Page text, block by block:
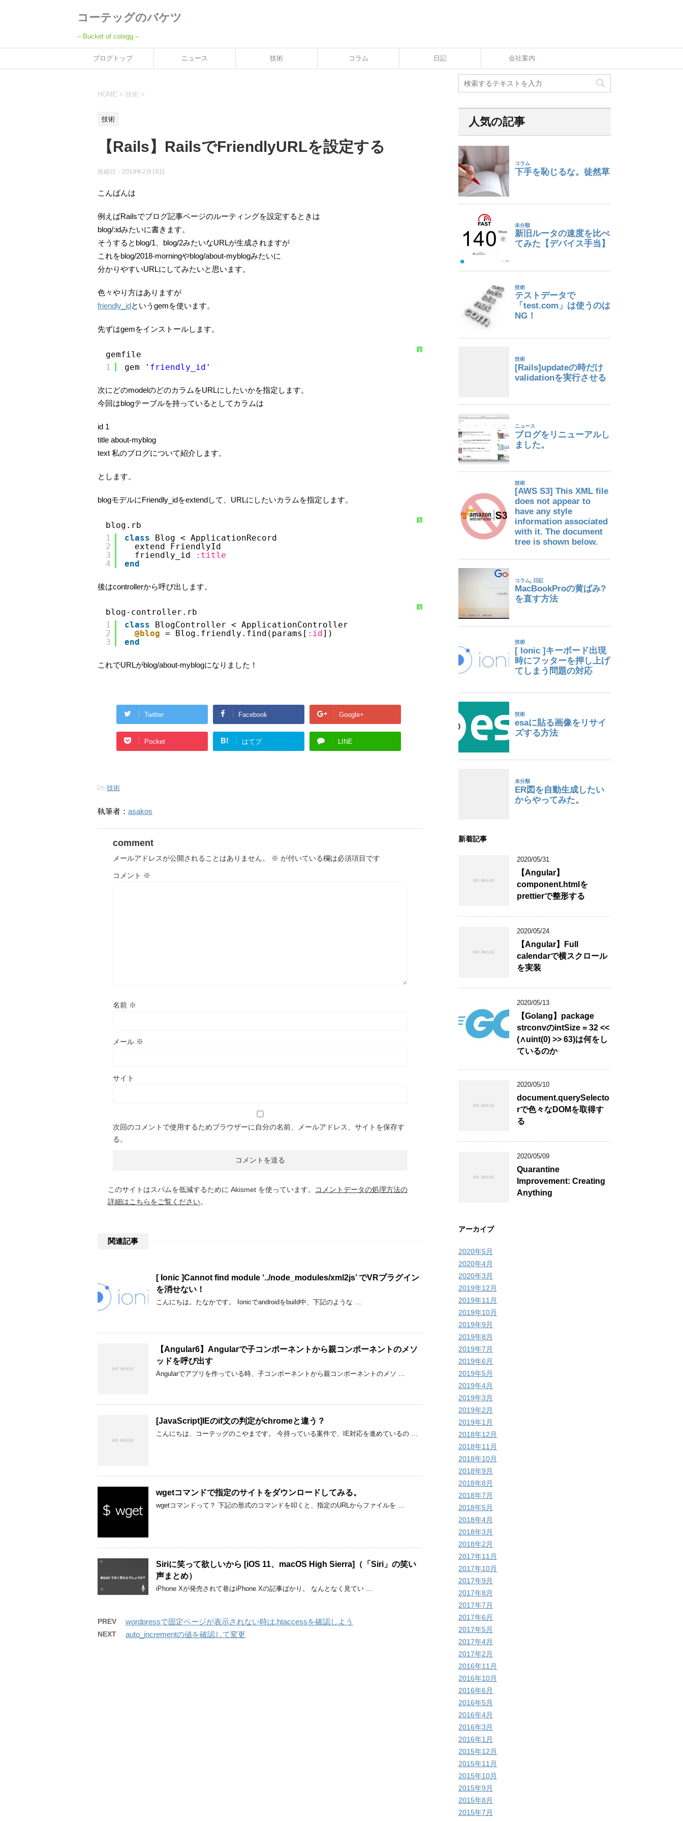
コーテッグのバケツ
– Bucket of cotegg –
ブログトップ ニュース 技術 コラム 日記 会社案内
HOME > 技術 >
技術
【Rails】RailsでFriendlyURLを設定する
投稿日： 2019年2月16日
こんばんは
例えばRailsでブログ記事ページのルーティングを設定するときは
blog/:idみたいに書きます。
そうするとblog/1、blog/2みたいなURLが生成されますが
これをblog/2018-morningやblog/about-myblogみたいに
分かりやすいURLにしてみたいと思います。
色々やり方はありますが
friendly_idというgemを使います。
先ずはgemをインストールします。
S
gemfile
1
gem 'friendly_id'
次にどのmodelのどのカラムをURLにしたいかを指定します。
今回はblogテーブルを持っているとしてカラムは
id 1
title about-myblog
text 私のブログについて紹介します。
とします。
blogモデルにFriendly_idをextendして、URLにしたいカラムを指定します。
S
e
r
blog.rb
1
2
3
4
class
Blog < ApplicationRecord
extend FriendlyId
friendly_id
:title
end
後はcontrollerから呼び出します。
S
blog-controller.rb
1
2
3
class
BlogController < ApplicationController
@blog = Blog.friendly.find(params[ :id])
end
これでURLがblog/about-myblogになりました！
Twitter Facebook Google+
Pocket B! はてブ LINE
-技術
執筆者： asakos
comment
メールアドレスが公開されることはありません。 ※ が付いている欄は必須項目です
コメント ※
名前 ※
メール ※
サイト
次回のコメントで使用するためブラウザーに自分の名前、メールアドレス、サイトを保存す
る。
このサイトはスパムを低減するために Akismet を使っています。
コメントデータの処理方法の
詳細はこちらをご覧ください。
関連記事
[ Ionic ]Cannot find module ‘../node_modules/xml2js’ でVRプラグイン
を消せない！
こんにちは。たなかです。 Ionicでandroidをbuild中、下記のような …
【Angular6】Angularで子コンポーネントから親コンポーネントのメソ
ッドを呼び出す
Angularでアプリを作っている時、子コンポーネントから親コンポーネントのメソ …
[JavaScript]IEのif文の判定がchromeと違う？
こんにちは、コーテッグのこやまです。 今持っている案件で、IE対応を進めているの …
wgetコマンドで指定のサイトをダウンロードしてみる。
wgetコマンドって？ 下記の形式のコマンドを叩くと、指定のURLからファイルを …
Siriに笑って欲しいから [iOS 11、macOS High Sierra]（「Siri」の笑い
声まとめ）
iPhone Xが発売されて巷はiPhone Xの記事ばかり。 なんとなく見てい …
PREV wordpressで固定ページが表示されない時は.htaccessを確認しよう
NEXT auto_incrementの値を確認して変更
人気の記事
新着記事
2020/05/31
【Angular】
component.htmlを
prettierで整形する
2020/05/24
【Angular】Full
calendarで横スクロール
を実装
2020/05/13
【Golang】package
strconvのintSize = 32 <<
(∧uint(0) >> 63)は何をし
ているのか
2020/05/10
document.querySelecto
rで色々なDOMを取得す
る
2020/05/09
Quarantine
Improvement: Creating
Anything
アーカイブ
2020年5月
2020年4月
2020年3月
2019年12月
2019年11月
2019年10月
2019年9月
2019年8月
2019年7月
2019年6月
2019年5月
2019年4月
2019年3月
2019年2月
2019年1月
2018年12月
2018年11月
2018年10月
2018年9月
2018年8月
2018年7月
2018年5月
2018年4月
2018年3月
2018年2月
2017年11月
2017年10月
2017年9月
2017年8月
2017年7月
2017年6月
2017年5月
2017年4月
2017年2月
2016年11月
2016年10月
2016年6月
2016年5月
2016年4月
2016年3月
2016年1月
2015年12月
2015年11月
2015年10月
2015年9月
2015年8月
2015年7月